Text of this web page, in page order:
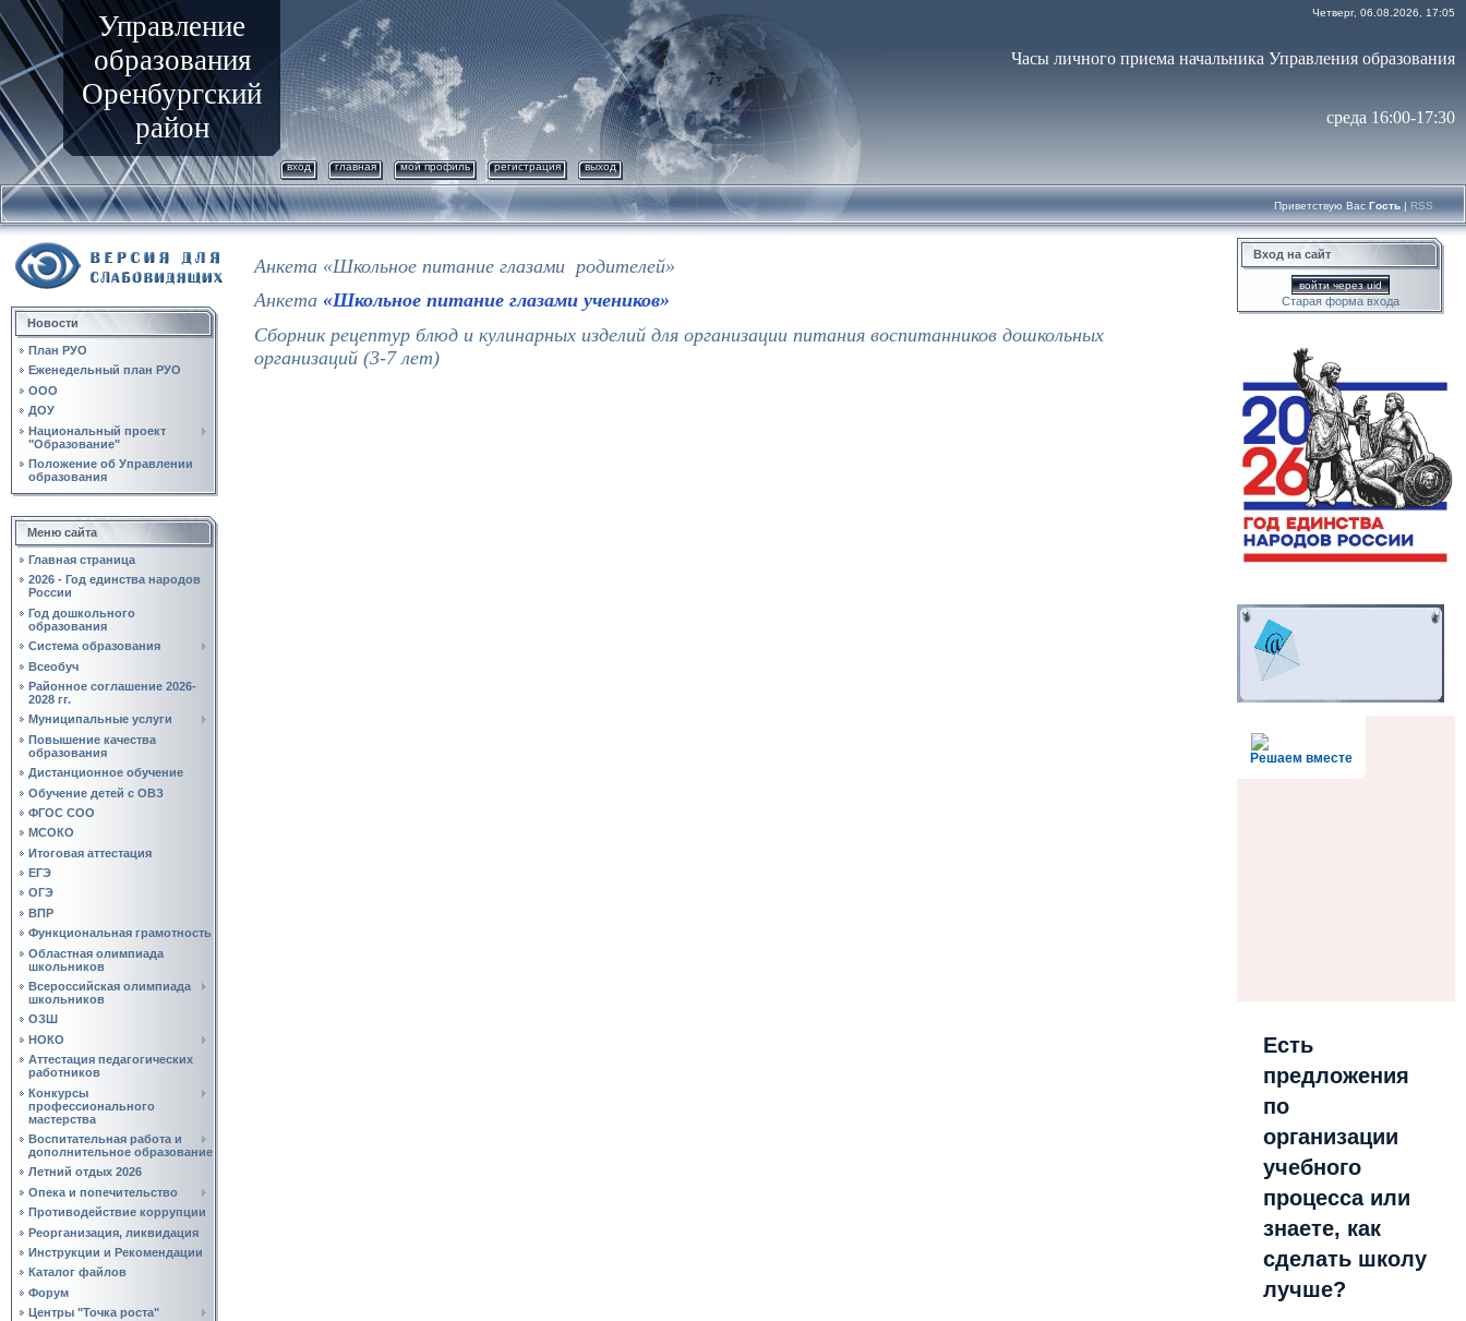
Управление
образования
Оренбургский
район
Четверг, 06.08.2026, 17:05
Часы личного приема начальника Управления образования
среда 16:00-17:30
вход главная мой профиль регистрация выход
Приветствую Вас Гость | RSS
Новости
План РУО
Еженедельный план РУО
ООО
ДОУ
Национальный проект
"Образование"
Положение об Управлении
образования
Меню сайта
Главная страница
2026 - Год единства народов
России
Год дошкольного
образования
Система образования
Всеобуч
Районное соглашение 2026-
2028 гг.
Муниципальные услуги
Повышение качества
образования
Дистанционное обучение
Обучение детей с ОВЗ
ФГОС СОО
МСОКО
Итоговая аттестация
ЕГЭ
ОГЭ
ВПР
Функциональная грамотность
Областная олимпиада
школьников
Всероссийская олимпиада
школьников
ОЗШ
НОКО
Аттестация педагогических
работников
Конкурсы
профессионального
мастерства
Воспитательная работа и
дополнительное образование
Летний отдых 2026
Опека и попечительство
Противодействие коррупции
Реорганизация, ликвидация
Инструкции и Рекомендации
Каталог файлов
Форум
Центры "Точка роста"
Анкета «Школьное питание глазами родителей»
Анкета «Школьное питание глазами учеников»
Сборник рецептур блюд и кулинарных изделий для организации питания воспитанников дошкольных
организаций (3-7 лет)
Вход на сайт
войти через uid
Старая форма входа
Решаем вместе
Есть
предложения
по
организации
учебного
процесса или
знаете, как
сделать школу
лучше?